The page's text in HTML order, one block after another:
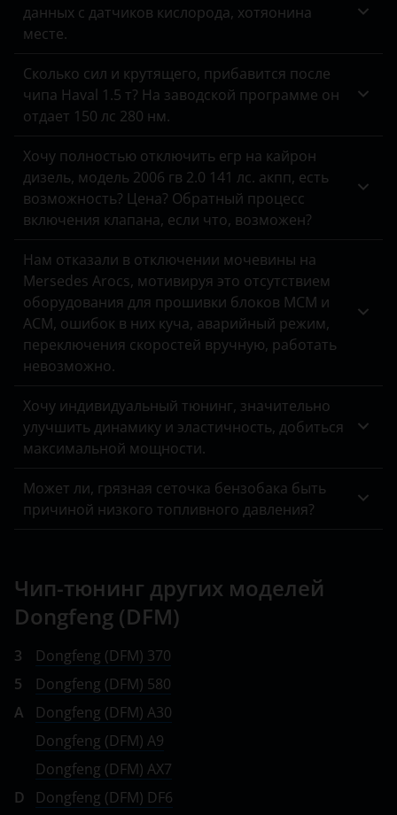
данных с датчиков кислорода, хотяонина
месте.
Сколько сил и крутящего, прибавится после
чипа Haval 1.5 т? На заводской программе он
отдает 150 лс 280 нм.
Хочу полностью отключить егр на кайрон
дизель, модель 2006 гв 2.0 141 лс. акпп, есть
возможность? Цена? Обратный процесс
включения клапана, если что, возможен?
Нам отказали в отключении мочевины на
Mersedes Arocs, мотивируя это отсутствием
оборудования для прошивки блоков MCM и
ACM, ошибок в них куча, аварийный режим,
переключения скоростей вручную, работать
невозможно.
Хочу индивидуальный тюнинг, значительно
улучшить динамику и эластичность, добиться
максимальной мощности.
Может ли, грязная сеточка бензобака быть
причиной низкого топливного давления?
Чип-тюнинг других моделей
Dongfeng (DFM)
3
Dongfeng (DFM) 370
5
Dongfeng (DFM) 580
A
Dongfeng (DFM) A30
Dongfeng (DFM) A9
Dongfeng (DFM) AX7
D
Dongfeng (DFM) DF6